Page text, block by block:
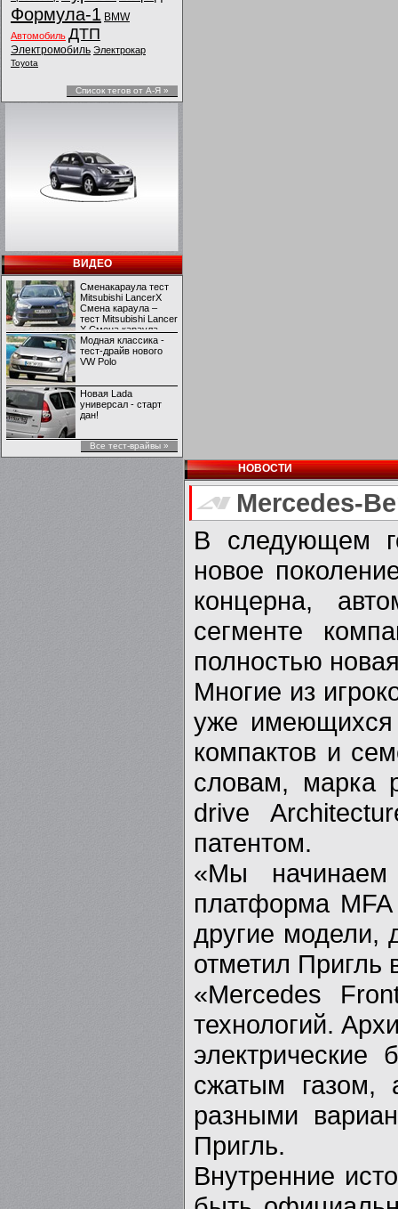
Формула-1 BMW
Автомобиль ДТП
Электромобиль Электрокар
Toyota
Список тегов от А-Я »
ВИДЕО
Сменакараула тест
Mitsubishi LancerX
Смена караула –
тест Mitsubishi Lancer
X Смена караула –
тест Mitsubishi Lancer
X
Модная классика -
тест-драйв нового
VW Polo
Новая Lada
универсал - старт
дан!
Все тест-врайвы »
НОВОСТИ
Mercedes-
В следующем
новое
концерна,
сегменте
полностью
Многие из
уже имеющихся
компактов и
словам, марка
drive
патентом.
«Мы начинаем
платформа
другие модели,
отметил
«Mercedes
технологий.
сжатым газом,
разными
Пригль.
Внутренние